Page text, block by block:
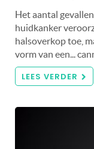
Het aantal
huidkanker
halsoverkop toe,
vorm van een...
LEES VERDER